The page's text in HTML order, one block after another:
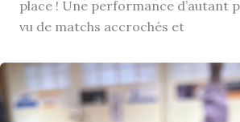
place ! Une performance d’autant
vu de matchs accrochés et